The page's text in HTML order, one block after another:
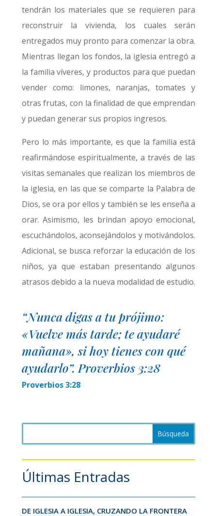
tendrán los materiales que se requieren para
reconstruir la vivienda, los cuales serán
entregados muy pronto para comenzar la obra.
Mientras llegan los fondos, la iglesia entregó a
la familia víveres, y productos para que puedan
vender como: limones, naranjas, tomates y
otras frutas, con la finalidad de que emprendan
y puedan generar sus propios ingresos.
Pero lo más importante, es que la familia está
reafirmándose espiritualmente, a través de las
visitas semanales que realizan los miembros de
la iglesia, en las que se comparte la Palabra de
Dios, se ora por ellos y también se les enseña a
orar. Asimismo, les brindan apoyo emocional,
escuchándolos, aconsejándolos y motivándolos.
Adicional, se busca reforzar la educación de los
niños, ya que estaban presentando algunos
atrasos debido a la nueva modalidad de estudio.
“Nunca digas a tu prójimo:
«Vuelve más tarde; te ayudaré
mañana», si hoy tienes con qué
ayudarlo”. Proverbios 3:28
Proverbios 3:28
Últimas Entradas
DE IGLESIA A IGLESIA, CRUZANDO LA FRONTERA